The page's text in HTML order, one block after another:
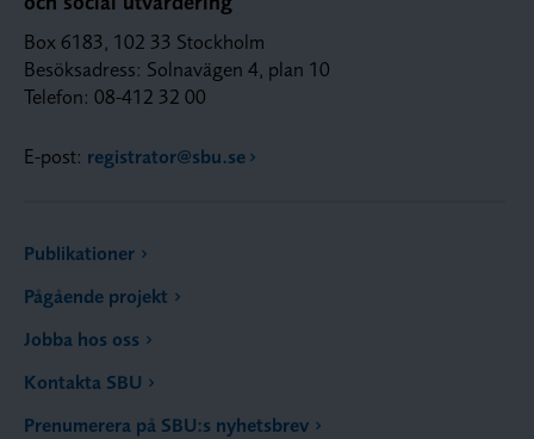
Box 6183, 102 33 Stockholm
Besöksadress: Solnavägen 4, plan 10
Telefon: 08-412 32 00
E-post: registrator@sbu.se
Publikationer
Pågående projekt
Jobba hos oss
Kontakta SBU
Prenumerera på SBU:s nyhetsbrev